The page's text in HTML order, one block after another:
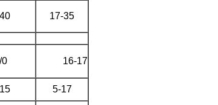
17-35
0 16-17
5-17